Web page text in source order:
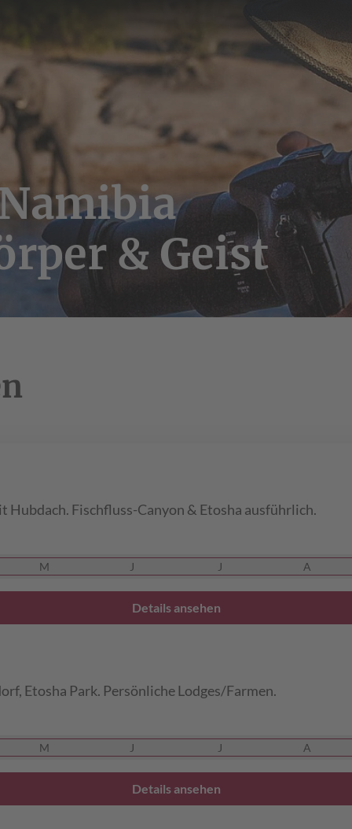
& Geist
Hubdach. Fischfluss-Canyon & Etosha ausführlich.
M J J A
Details ansehen
Etosha Park. Persönliche Lodges/Farmen.
M J J A
Details ansehen